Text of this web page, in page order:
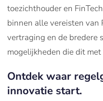
toezichthouder en
binnen alle vereisten van
vertraging en de bredere
mogelijkheden die dit
Ontdek waar
innovatie start.